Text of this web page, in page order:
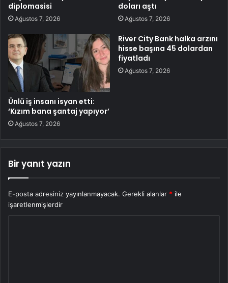
diplomasisi
Ağustos 7, 2026
doları aştı
Ağustos 7, 2026
Ünlü iş insanı isyan etti:
‘Kızım bana şantaj yapıyor’
Ağustos 7, 2026
River City Bank halka arzını
hisse başına 45 dolardan
fiyatladı
Ağustos 7, 2026
Bir yanıt yazın
E-posta adresiniz yayınlanmayacak. Gerekli alanlar * ile
işaretlenmişlerdir